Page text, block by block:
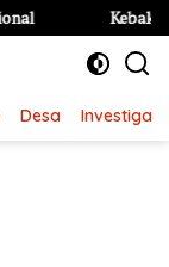
Kebakaran Hebat
Desa Investigasi